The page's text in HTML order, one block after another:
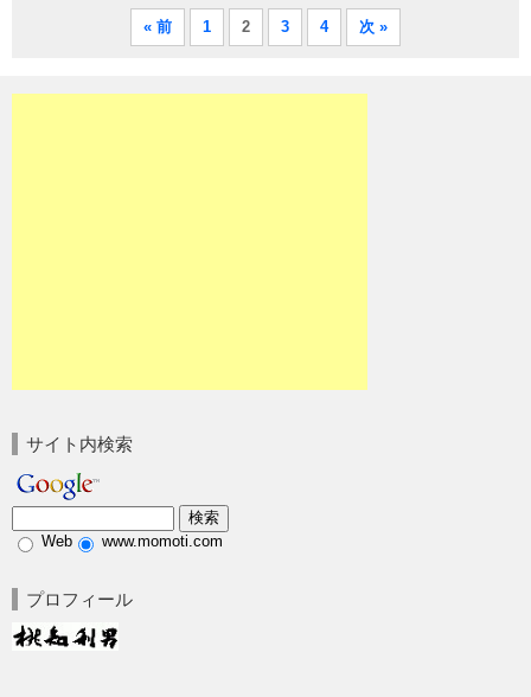
« 前 1 2 3 4 次 »
サイト内検索
Web www.momoti.com
プロフィール